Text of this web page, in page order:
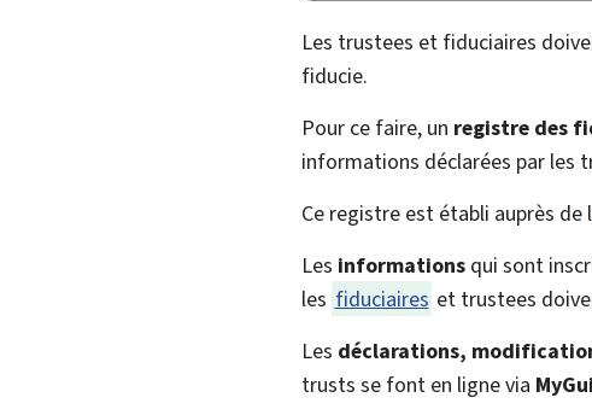
Les trustees et fiduciaires
fiducie.
Pour ce faire, un registre des
informations déclarées par les
Ce registre est établi auprès de
Les informations qui sont
les fiduciaires et trustees
Les déclarations,
trusts se font en ligne via My